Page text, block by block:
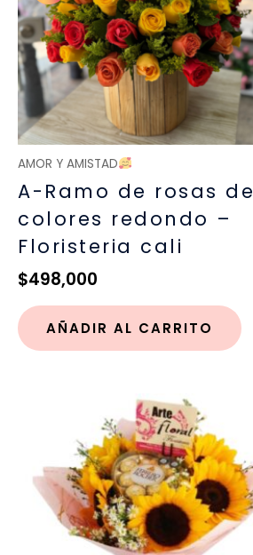
AMOR Y AMISTAD
A-Ramo de rosas de
colores redondo –
Floristeria cali
$498,000
AÑADIR AL CARRITO